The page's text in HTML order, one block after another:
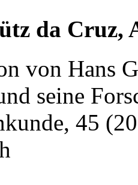
da Cruz,
von Hans
seine
45